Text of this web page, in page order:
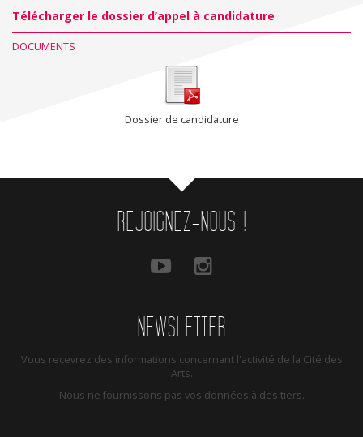
Télécharger le dossier d’appel à candidature
DOCUMENTS
Dossier de candidature
REJOIGNEZ-NOUS !
NEWSLETTER
Vous recevrez des informations concernant l'activité de la Cité des
Arts.
Nous ne fournissons pas vos données à des tiers.